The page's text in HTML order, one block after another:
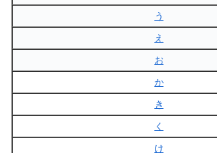
う
え
お
か
き
く
け